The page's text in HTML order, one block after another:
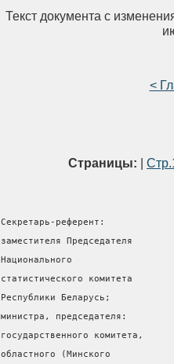
Текст документа с
<
Страницы:
Секретарь-референт:
заместителя Председателя
Национального
статистического комитета
Республики Беларусь;
министра, председателя:
государственного комитета,
областного (Минского